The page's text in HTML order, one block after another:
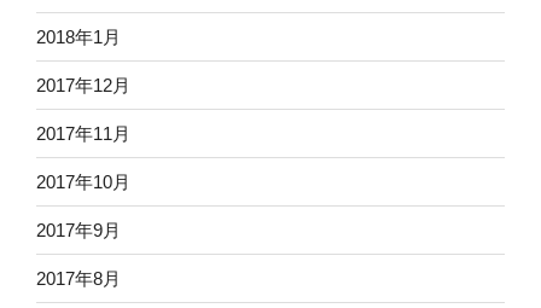
2018年1月
2017年12月
2017年11月
2017年10月
2017年9月
2017年8月